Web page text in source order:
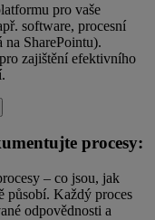
pro vaše
software, procesní
na SharePointu).
zajištění efektivního
procesy:
– co jsou, jak
působí. Každý proces
odpovědnosti a